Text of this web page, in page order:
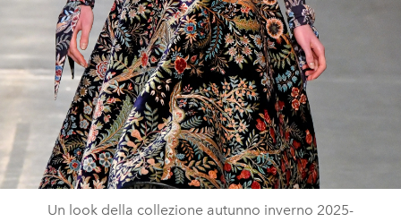
Un look della collezione autunno inverno 2025-